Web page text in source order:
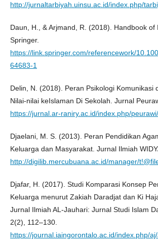
http://jurnaltarbiyah.uinsu.ac.id/index.php/
Daun, H., & Arjmand, R. (2018). Handbook of
Springer.
https://link.springer.com/referencework/
64683-1
Delin, N. (2018). Peran Psikologi Komunikasi
Nilai-nilai keIslaman Di Sekolah. Jurnal
https://jurnal.ar-raniry.ac.id/index.php/
Djaelani, M. S. (2013). Peran Pendidikan
Keluarga dan Masyarakat. Jurnal Ilmiah
http://digilib.mercubuana.ac.id/manager/
Djafar, H. (2017). Studi Komparasi Konsep
Keluarga menurut Zakiah Daradjat dan Ki
Jurnal Ilmiah AL-Jauhari: Jurnal Studi Islam
2(2), 112–130.
https://journal.iaingorontalo.ac.id/index.php/